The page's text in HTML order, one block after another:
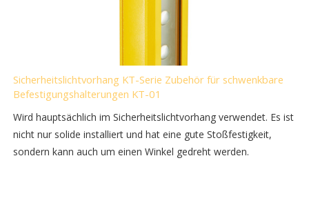
Sicherheitslichtvorhang KT-Serie Zubehör für schwenkbare
Befestigungshalterungen KT-01
Wird hauptsächlich im Sicherheitslichtvorhang verwendet. Es ist
nicht nur solide installiert und hat eine gute Stoßfestigkeit,
sondern kann auch um einen Winkel gedreht werden.